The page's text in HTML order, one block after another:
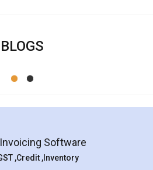
BLOGS
વાંચો અને 10 બેઝિક કરાયેલા
દરેક બિઝનેસ માલિક ખબર હોવી